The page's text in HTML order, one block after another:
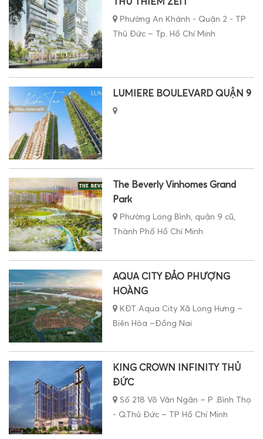
THỦ THIÊM ZEIT
Phường An Khánh - Quận 2 - TP
Thủ Đức – Tp. Hồ Chí Minh
LUMIERE BOULEVARD QUẬN 9
The Beverly Vinhomes Grand
Park
Phường Long Bình, quận 9 cũ,
Thành Phố Hồ Chí Minh
AQUA CITY ĐẢO PHƯỢNG
HOÀNG
KĐT Aqua City Xã Long Hưng –
Biên Hòa –Đồng Nai
KING CROWN INFINITY THỦ
ĐỨC
Số 218 Võ Văn Ngân – P .Bình Thọ
- Q.Thủ Đức – TP Hồ Chí Minh